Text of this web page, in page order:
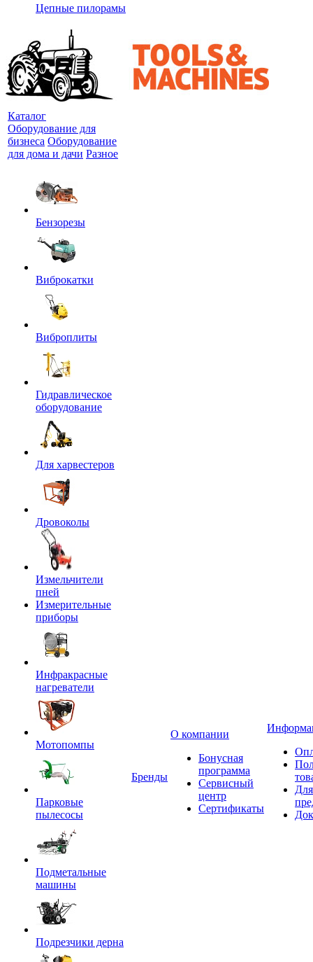
Цепные пилорамы
Каталог
Оборудование для
бизнеса Оборудование
для дома и дачи Разное
Бензорезы
Виброкатки
Виброплиты
Гидравлическое
оборудование
Для харвестеров
Дровоколы
Измельчители
пней
Измерительные
приборы
Инфракрасные
нагреватели
Мотопомпы
Парковые
пылесосы
Подметальные
машины
Подрезчики дерна
Бренды
О компании
Бонусная
программа
Сервисный
центр
Сертификаты
Для